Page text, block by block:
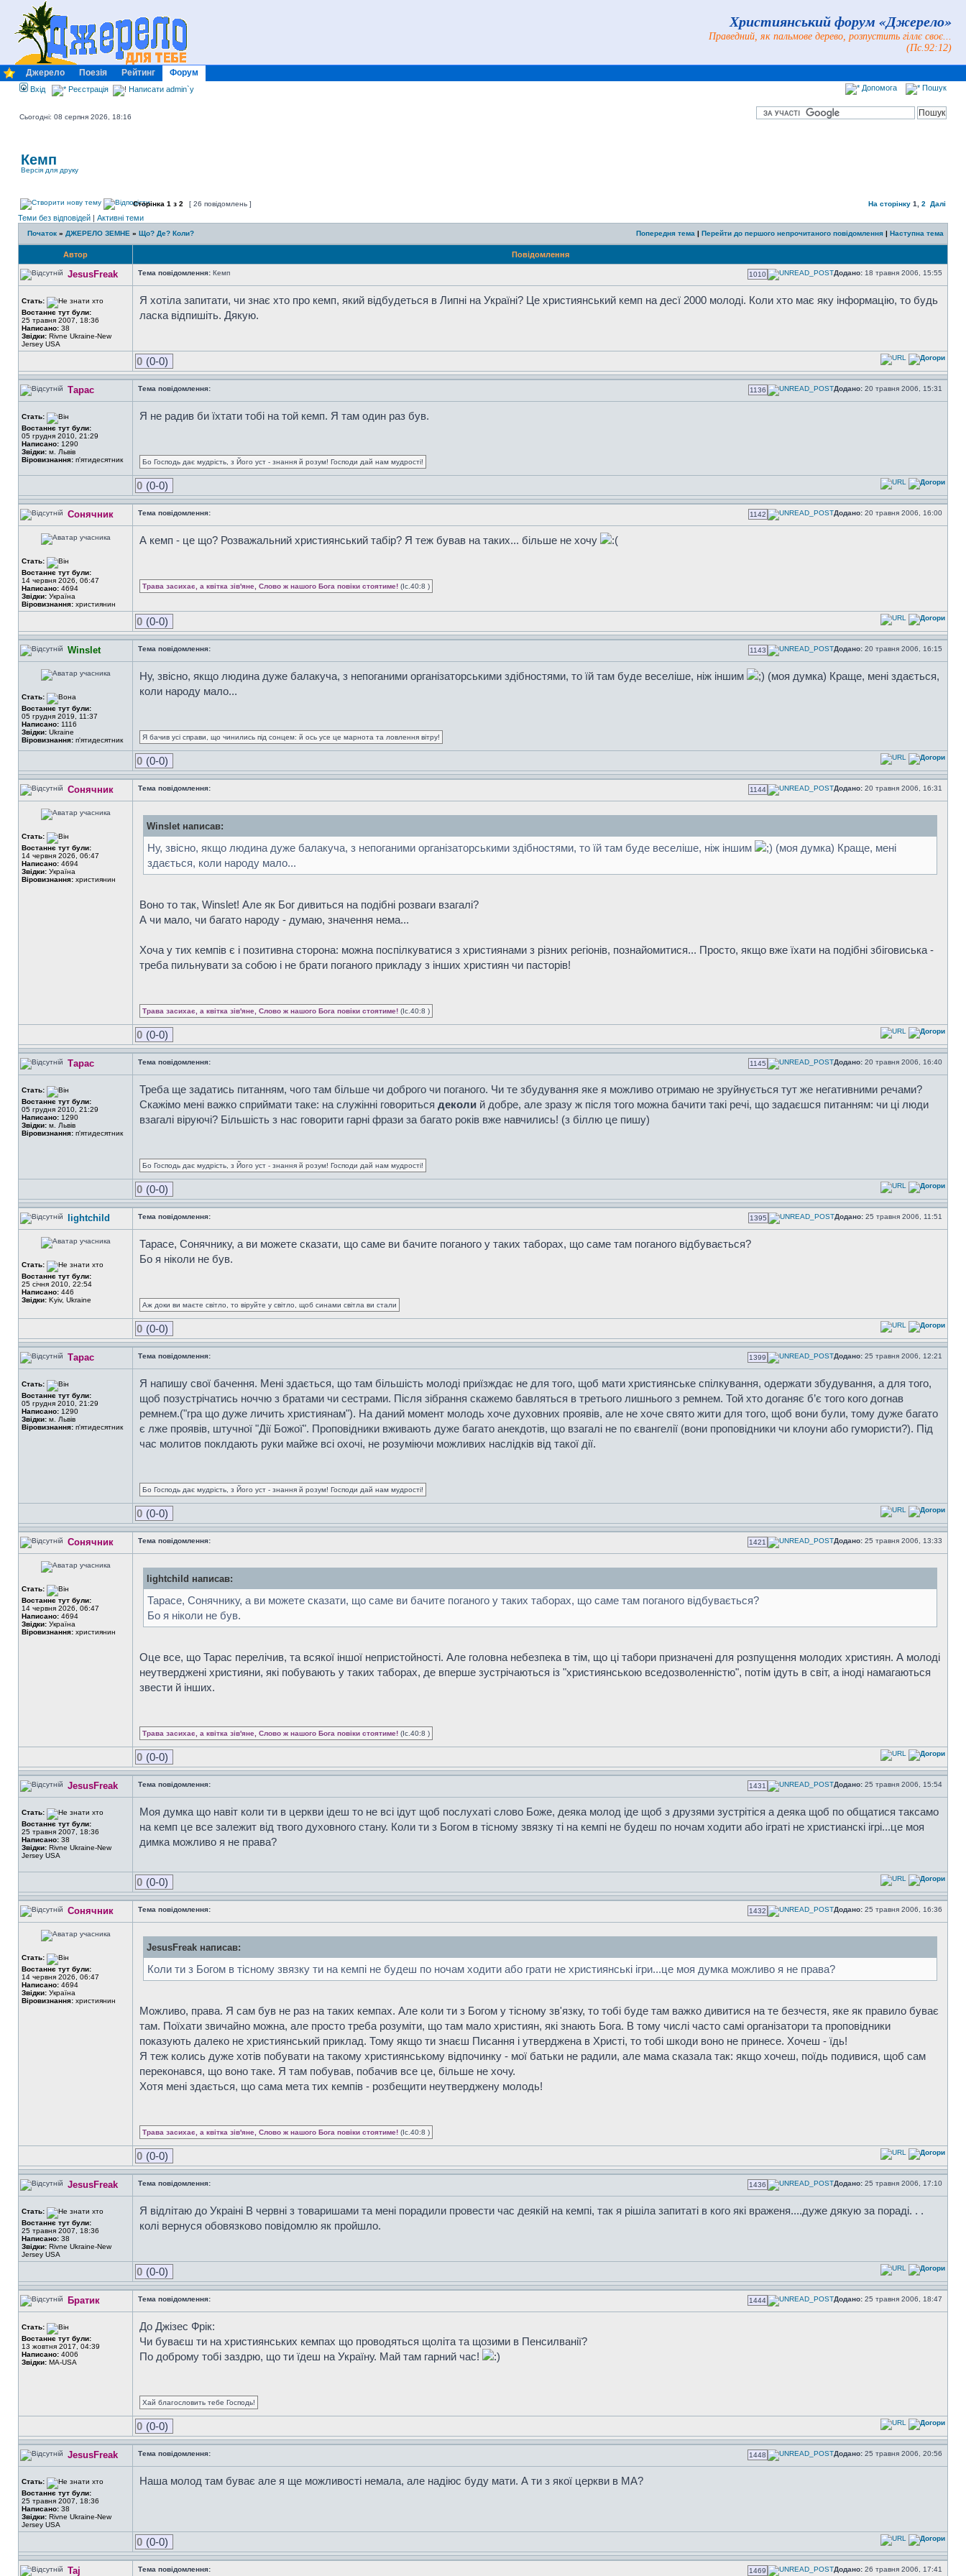
Християнський форум «Джерело»
Праведний, як пальмове дерево, розпустить гіллє своє...
(Пс.92:12)
Джерело Поезія Рейтинг Форум
Вхід Реєстрація Написати admin`у Допомога Пошук
Сьогодні: 08 серпня 2026, 18:16
Кемп
Версія для друку
Сторінка 1 з 2 [ 26 повідомлень ] На сторінку 1 2 Далі
Теми без відповідей | Активні теми
Початок » ДЖЕРЕЛО ЗЕМНЕ » Що? Де? Коли? Попередня тема | Перейти до першого непрочитаного повідомлення | Наступна тема
Автор Повідомлення
JesusFreak Тема повідомлення: Кемп 1010 Додано: 18 травня 2006, 15:55
Стать:
Востаннє тут були:
25 травня 2007, 18:36
Написано: 38
Звідки: Rivne Ukraine-New
Jersey USA
Я хотіла запитати, чи знає хто про кемп, який відбудеться в Липні на Україні? Це xристиянський кемп на десї 2000 молоді. Коли xто має яку інформацію, то будь
ласка відпишіть. Дякую.
0 (0-0)
Тарас Тема повідомлення: 1136 Додано: 20 травня 2006, 15:31
Стать:
Востаннє тут були:
05 грудня 2010, 21:29
Написано: 1290
Звідки: м. Львів
Віровизнання: п'ятидесятник
Я не радив би їхтати тобі на той кемп. Я там один раз був.
Бо Господь дає мудрість, з Його уст - знання й розум! Господи дай нам мудрості!
0 (0-0)
Сонячник Тема повідомлення: 1142 Додано: 20 травня 2006, 16:00
Стать:
Востаннє тут були:
14 червня 2026, 06:47
Написано: 4694
Звідки: Україна
Віровизнання: християнин
А кемп - це що? Розважальний християнський табір? Я теж бував на таких... більше не хочу
Трава засихає, а квітка зів'яне, Слово ж нашого Бога повіки стоятиме! (Іс.40:8 )
0 (0-0)
Winslet Тема повідомлення: 1143 Додано: 20 травня 2006, 16:15
Стать:
Востаннє тут були:
05 грудня 2019, 11:37
Написано: 1116
Звідки: Ukraine
Віровизнання: п'ятидесятник
Ну, звісно, якщо людина дуже балакуча, з непоганими організаторськими здібностями, то їй там буде веселіше, ніж іншим
(моя думка) Краще, мені здається,
коли народу мало...
Я бачив усі справи, що чинились під сонцем: й ось усе це марнота та ловлення вітру!
0 (0-0)
Сонячник Тема повідомлення: 1144 Додано: 20 травня 2006, 16:31
Стать:
Востаннє тут були:
14 червня 2026, 06:47
Написано: 4694
Звідки: Україна
Віровизнання: християнин
Winslet написав:
Ну, звісно, якщо людина дуже балакуча, з непоганими організаторськими здібностями, то їй там буде веселіше, ніж іншим
(моя думка) Краще, мені
здається, коли народу мало...
Воно то так, Winslet! Але як Бог дивиться на подібні розваги взагалі?
А чи мало, чи багато народу - думаю, значення нема...
Хоча у тих кемпів є і позитивна сторона: можна поспілкуватися з християнами з різних регіонів, познайомитися... Просто, якщо вже їхати на подібні збіговиська -
треба пильнувати за собою і не брати поганого прикладу з інших християн чи пасторів!
Трава засихає, а квітка зів'яне, Слово ж нашого Бога повіки стоятиме! (Іс.40:8 )
0 (0-0)
Тарас Тема повідомлення: 1145 Додано: 20 травня 2006, 16:40
Стать:
Востаннє тут були:
05 грудня 2010, 21:29
Написано: 1290
Звідки: м. Львів
Віровизнання: п'ятидесятник
Треба ще задатись питанням, чого там більше чи доброго чи поганого. Чи те збудування яке я можливо отримаю не зруйнується тут же негативними речами?
Скажімо мені важко сприймати таке: на служінні говориться деколи й добре, але зразу ж після того можна бачити такі речі, що задаєшся питанням: чи ці люди
взагалі віруючі? Більшість з нас говорити гарні фрази за багато років вже навчились! (з біллю це пишу)
Бо Господь дає мудрість, з Його уст - знання й розум! Господи дай нам мудрості!
0 (0-0)
lightchild Тема повідомлення: 1395 Додано: 25 травня 2006, 11:51
Стать:
Востаннє тут були:
25 січня 2010, 22:54
Написано: 446
Звідки: Kyiv, Ukraine
Тарасе, Сонячнику, а ви можете сказати, що саме ви бачите поганого у таких таборах, що саме там поганого відбувається?
Бо я ніколи не був.
Аж доки ви маєте світло, то віруйте у світло, щоб синами світла ви стали
0 (0-0)
Тарас Тема повідомлення: 1399 Додано: 25 травня 2006, 12:21
Стать:
Востаннє тут були:
05 грудня 2010, 21:29
Написано: 1290
Звідки: м. Львів
Віровизнання: п'ятидесятник
Я напишу свої бачення. Мені здається, що там більшість молоді приїзждає не для того, щоб мати християнське спілкування, одержати збудування, а для того,
щоб позустрічатись ноччю з братами чи сестрами. Після зібрання скажемо бавляться в третього лишнього з ремнем. Той хто доганяє б’є того кого догнав
ремнем.("гра що дуже личить християнам"). На даний момент молодь хоче духовних проявів, але не хоче свято жити для того, щоб вони були, тому дуже багато
є лже проявів, штучної "Дії Божої". Проповідники вживають дуже багато анекдотів, що взагалі не по євангелії (вони проповідники чи клоуни або гумористи?). Під
час молитов поклдають руки майже всі охочі, не розуміючи можливих наслідків від такої дії.
Бо Господь дає мудрість, з Його уст - знання й розум! Господи дай нам мудрості!
0 (0-0)
Сонячник Тема повідомлення: 1421 Додано: 25 травня 2006, 13:33
Стать:
Востаннє тут були:
14 червня 2026, 06:47
Написано: 4694
Звідки: Україна
Віровизнання: християнин
lightchild написав:
Тарасе, Сонячнику, а ви можете сказати, що саме ви бачите поганого у таких таборах, що саме там поганого відбувається?
Бо я ніколи не був.
Оце все, що Тарас перелічив, та всякої іншої непристойності. Але головна небезпека в тім, що ці табори призначені для розпущення молодих християн. А молоді
неутверджені християни, які побувають у таких таборах, де вперше зустрічаються із "християнською вседозволенністю", потім ідуть в світ, а іноді намагаються
звести й інших.
Трава засихає, а квітка зів'яне, Слово ж нашого Бога повіки стоятиме! (Іс.40:8 )
0 (0-0)
JesusFreak Тема повідомлення: 1431 Додано: 25 травня 2006, 15:54
Стать:
Востаннє тут були:
25 травня 2007, 18:36
Написано: 38
Звідки: Rivne Ukraine-New
Jersey USA
Моя думка що навіт коли ти в церкви ідеш то не всі ідут щоб послухаті слово Боже, деяка молод іде щоб з друзями зустрітіся а деяка щоб по общатися таксамо
на кемп це все залежит від твого духовного стану. Коли ти з Богом в тісному звязку ті на кемпі не будеш по ночам ходити або іграті не христианскі ігрі...це моя
димка можливо я не права?
0 (0-0)
Сонячник Тема повідомлення: 1432 Додано: 25 травня 2006, 16:36
Стать:
Востаннє тут були:
14 червня 2026, 06:47
Написано: 4694
Звідки: Україна
Віровизнання: християнин
JesusFreak написав:
Коли ти з Богом в тісному звязку ти на кемпі не будеш по ночам ходити або грати не християнські ігри...це моя думка можливо я не права?
Можливо, права. Я сам був не раз на таких кемпах. Але коли ти з Богом у тісному зв'язку, то тобі буде там важко дивитися на те безчестя, яке як правило буває
там. Поїхати звичайно можна, але просто треба розуміти, що там мало християн, які знають Бога. В тому числі часто самі організатори та проповідники
показують далеко не християнський приклад. Тому якщо ти знаєш Писання і утверджена в Христі, то тобі шкоди воно не принесе. Хочеш - їдь!
Я теж колись дуже хотів побувати на такому християнському відпочинку - мої батьки не радили, але мама сказала так: якщо хочеш, поїдь подивися, щоб сам
переконався, що воно таке. Я там побував, побачив все це, більше не хочу.
Хотя мені здається, що сама мета тих кемпів - розбещити неутверджену молодь!
Трава засихає, а квітка зів'яне, Слово ж нашого Бога повіки стоятиме! (Іс.40:8 )
0 (0-0)
JesusFreak Тема повідомлення: 1436 Додано: 25 травня 2006, 17:10
Стать:
Востаннє тут були:
25 травня 2007, 18:36
Написано: 38
Звідки: Rivne Ukraine-New
Jersey USA
Я відлітаю до Украіні В червні з товаришами та мені порадили провести час деякій на кемпі, так я рішіла запитаті в кого які враженя....дуже дякую за пораді. . .
колі вернуся обовязково повідомлю як пройшло.
0 (0-0)
Братик Тема повідомлення: 1444 Додано: 25 травня 2006, 18:47
Стать:
Востаннє тут були:
13 жовтня 2017, 04:39
Написано: 4006
Звідки: MA-USA
До Джізес Фрік:
Чи буваєш ти на християнських кемпах що проводяться щоліта та щозими в Пенсилванії?
По доброму тобі заздрю, що ти їдеш на Україну. Май там гарний час!
Хай благословить тебе Господь!
0 (0-0)
JesusFreak Тема повідомлення: 1448 Додано: 25 травня 2006, 20:56
Стать:
Востаннє тут були:
25 травня 2007, 18:36
Написано: 38
Звідки: Rivne Ukraine-New
Jersey USA
Наша молод там буває але я ще можливості немала, але надіюс буду мати. А ти з якої церкви в МА?
0 (0-0)
Taj Тема повідомлення: 1469 Додано: 26 травня 2006, 17:41